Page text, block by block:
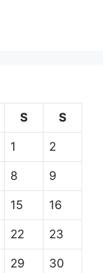
S S
1 2
8 9
15 16
22 23
29 30